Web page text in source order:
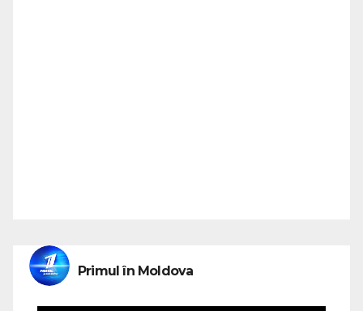
Primul în Moldova